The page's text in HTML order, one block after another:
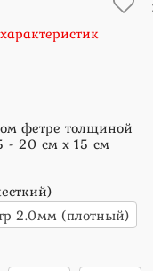
фетре толщиной
- 20 см х 15 см
2.0мм (плотный)